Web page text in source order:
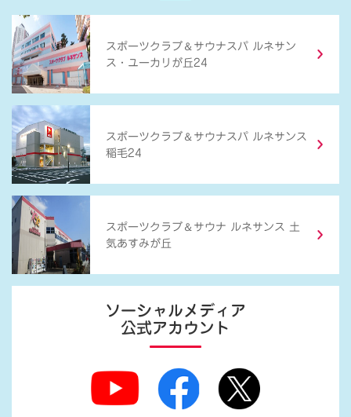
スポーツクラブ ＆ サウナスパ ルネサン
ス・ユーカリが丘24
スポーツクラブ ＆ サウナスパ ルネサンス
稲毛24
スポーツクラブ ＆ サウナ ルネサンス 土
気あすみが丘
ソーシャルメディア
公式アカウント